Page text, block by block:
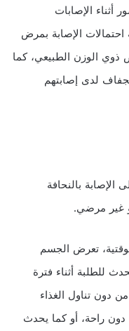
الإصابات
الإصابة بمرض
الوزن الطبيعي، كما
لدى إصابتهم
بالنحافة
غير مرضي.
تعرض الجسم
للطلبة أثناء فترة
دون تناول الغذاء
راحة، أو كما يحدث